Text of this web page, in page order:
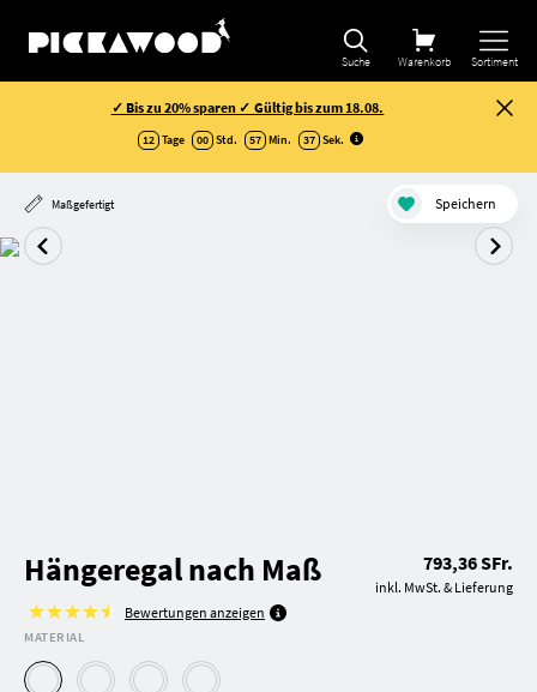
Suche Warenkorb Sortiment
✓ Bis zu 20% sparen ✓ Gültig bis zum 18.08.
12 Tage 00 Std. 57 Min. 36 Sek.
Maßgefertigt Speichern
Hängeregal nach Maß
Bewertungen anzeigen
793,36 SFr.
inkl. MwSt. & Lieferung
MATERIAL